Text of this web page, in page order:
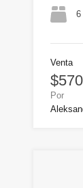
6
Venta
Por